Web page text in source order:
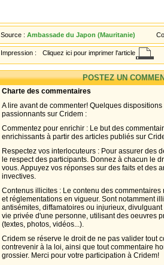
Source : Ambassade du Japon (Mauritanie)
Impression : Cliquez ici pour imprimer l'article
POSTEZ UN
Charte des commentaires
A lire avant de commenter! Quelques
passionnants sur Cridem :
Commentez pour enrichir : Le but des
enrichissants à partir des articles publiés sur
Respectez vos interlocuteurs : Pour assurer des
le respect des participants. Donnez à chacun le
vous. Appuyez vos réponses sur des faits et des
invectives.
Contenus illicites : Le contenu des
et réglementations en vigueur. Sont notamment
antisémites, diffamatoires ou injurieux,
vie privée d'une personne, utilisant des oeuvres
(textes, photos, vidéos...).
Cridem se réserve le droit de ne pas valider tout
contrevenir à la loi, ainsi que tout commentaire
grossier. Merci pour votre participation à Cridem!